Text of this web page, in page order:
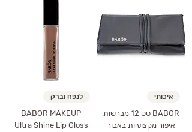
איכותי
BABOR סט 12 מברשות
איפור מקצועיות באבור
לנפח וברק
BABOR MAKEUP
Ultra Shine Lip Gloss